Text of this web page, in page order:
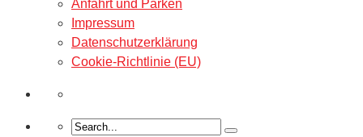
Anfahrt und Parken
Impressum
Datenschutzerklärung
Cookie-Richtlinie (EU)